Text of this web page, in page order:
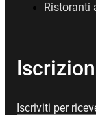
Ristoranti
Iscriviti per